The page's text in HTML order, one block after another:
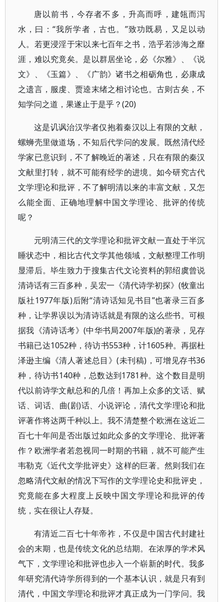
唐以前书，今存者不多，升高而呼，建瓴而泻
水，曰：“我所学者，古也。”致功既易，又足以动
人。若更浸淫于宋以来七百年之书，浩乎若涉海之靡
涯，难以究竟矣。是以群居坐论，必《尔雅》、《说
文》、《玉篇》、《广韵》诸书之相砺角也，必康成
之遗言，服虔、贾逵末绪之相讨论也。古则古矣，不
知学问之道，果遂止于是乎？(20)
这是讥讽治汉学者仅抱着秦汉以上有限的文献，
螺蛳壳里做道场，不知后代学问的发展。既然清代经
学家已意识到，不了解晚近的著述，只在有限的秦汉
文献里打转，就不可能有经学的进境。如今研究古代
文学理论和批评，不了解明清以来的丰富文献，又怎
么能全面、正确地理解中国文学理论、批评的传统
呢？
元明清三代的文学理论和批评文献一直处于半沉
睡状态中，相比古代文学其他领域，文献整理工作明
显滞后。毕生致力于搜集古代文论资料的郭绍虞曾说
清诗话有三百多种，吴宏一《清代诗学初探》(牧童出
版社1977年版)后附“清诗话知见书目”也著录三百多
种，让学界误以为清诗话就是有限的这么些书。可根
据我《清诗话考》(中华书局2007年版)的著录，见存
书籍已达1052种，待访书553种，计1605种。再据杜
泽逊主编《清人著述总目》(未刊稿)，可增见存书36
种，待访书140种，总数达到1781种。这个数目是明
代以前诗学文献总和的几倍！再加上众多的文话、赋
话、词话、曲(剧)话、小说评论，清代文学理论和批
评著作将达两千种以上。我不清楚整个欧洲在这近二
百七十年间是否出版过如此众多的文学理论、批评著
作？欧洲学者若忽视同一时期的书籍，就不可能产生
韦勒克《近代文学批评史》这样的巨著。然则我们在
忽略清代文献的情况下写作的文学理论史和批评史，
究竟能在多大程度上反映中国文学理论和批评的传
统，实在很让人存疑。
有清近二百七十年帝祚，不仅是中国古代封建社
会的末期，也是传统文化的总结期。在浓厚的学术风
气下，文学理论和批评也步入一个崭新的时代。我多
年研究清代诗学所得到的一个基本认识，就是只有到
清代，中国文学理论和批评才真正成为一门学问。我